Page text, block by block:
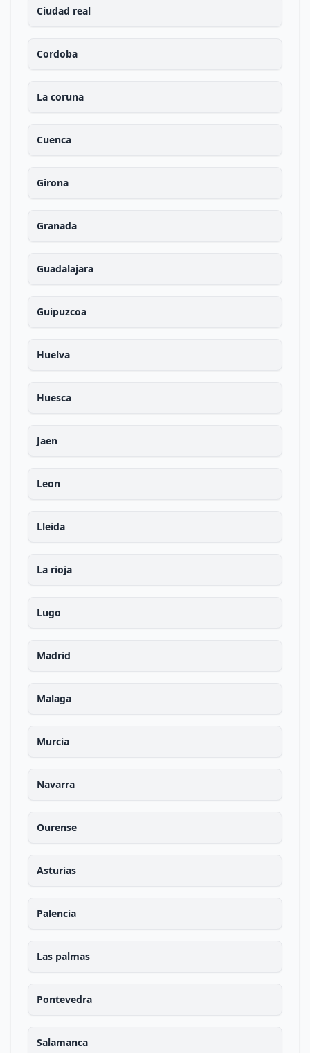
Ciudad real
Cordoba
La coruna
Cuenca
Girona
Granada
Guadalajara
Guipuzcoa
Huelva
Huesca
Jaen
Leon
Lleida
La rioja
Lugo
Madrid
Malaga
Murcia
Navarra
Ourense
Asturias
Palencia
Las palmas
Pontevedra
Salamanca